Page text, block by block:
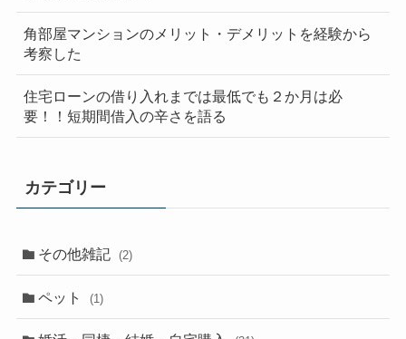
角部屋マンションのメリット・デメリットを経験から
考察した
住宅ローンの借り入れまでは最低でも２か月は必
要！！短期間借入の辛さを語る
カテゴリー
その他雑記 (2)
ペット (1)